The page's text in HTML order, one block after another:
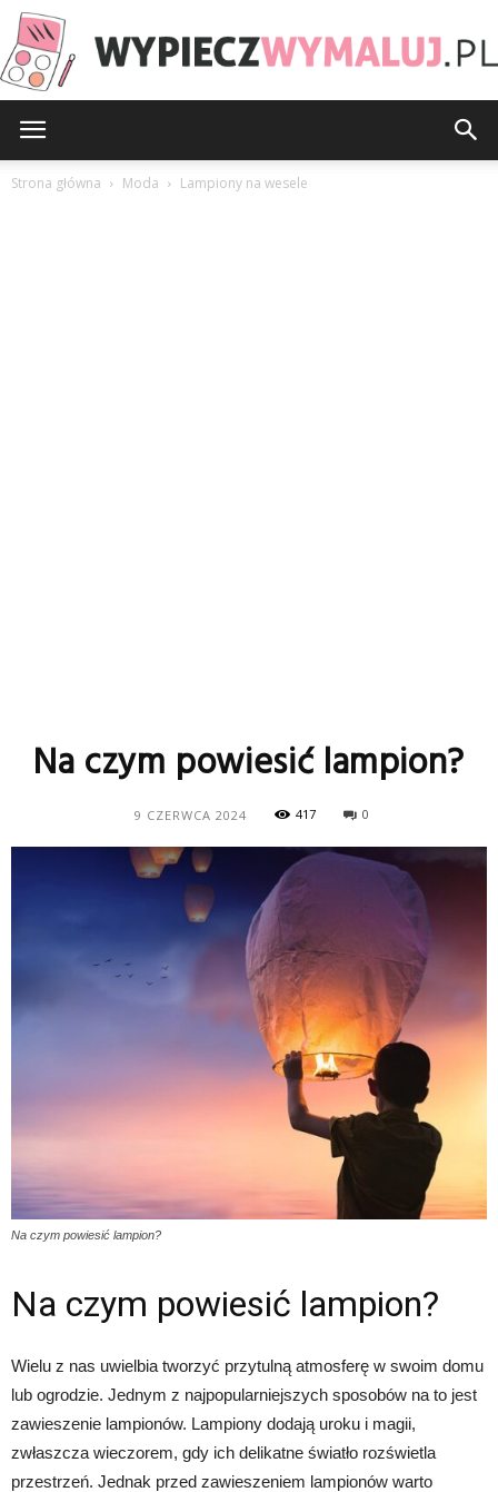
Strona główna Moda Lampiony na wesele
Na czym powiesić lampion?
9 CZERWCA 2024 417 0
Na czym powiesić lampion?
Na czym powiesić lampion?
Wielu z nas uwielbia tworzyć przytulną atmosferę w swoim domu
lub ogrodzie. Jednym z najpopularniejszych sposobów na to jest
zawieszenie lampionów. Lampiony dodają uroku i magii,
zwłaszcza wieczorem, gdy ich delikatne światło rozświetla
przestrzeń. Jednak przed zawieszeniem lampionów warto